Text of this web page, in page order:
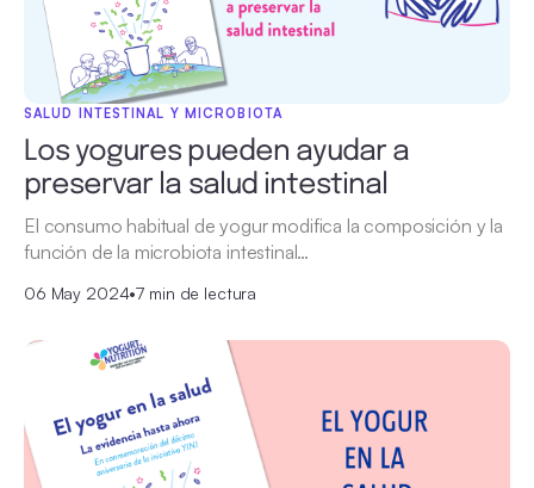
SALUD INTESTINAL Y MICROBIOTA
Los yogures pueden ayudar a
preservar la salud intestinal
El consumo habitual de yogur modifica la composición y la
función de la microbiota intestinal…
06 May 2024•7 min de lectura